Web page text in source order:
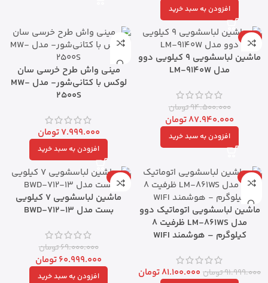
افزودن به سبد خرید
-7%
ماشین لباسشویی 9 کیلویی دوو
مدل LM-9140W
94.500.000تومان
87.940.000تومان
افزودن به سبد خرید
مینی واش طرح خرسی سان
لوکس با کتانی‌شور- مدل MW-
2500S
7.999.000تومان
افزودن به سبد خرید
-12%
ماشین لباسشویی اتوماتیک دوو
مدل LM-861WS ظرفیت 8
کیلوگرم – هوشمند WIFI
91.999.000تومان 81.100.000تومان
-12%
ماشین لباسشویی 7 کیلویی
بست مدل BWD-712-13
69.000.000تومان
60.999.000تومان
افزودن به سبد خرید